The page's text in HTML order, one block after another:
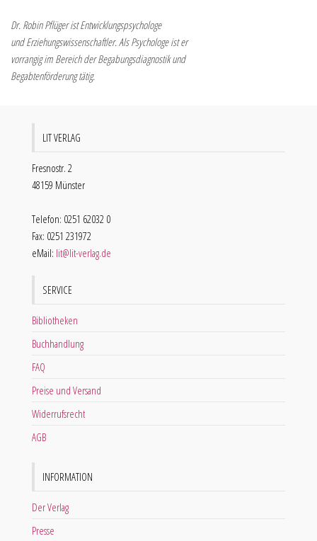
Dr. Robin Pflüger ist Entwicklungspsychologe
und Erziehungswissenschaftler. Als Psychologe ist er
vorrangig im Bereich der Begabungsdiagnostik und
Begabtenförderung tätig.
LIT VERLAG
Fresnostr. 2
48159 Münster
Telefon: 0251 62032 0
Fax: 0251 231972
eMail: lit@lit-verlag.de
SERVICE
Bibliotheken
Buchhandlung
FAQ
Preise und Versand
Widerrufsrecht
AGB
INFORMATION
Der Verlag
Presse